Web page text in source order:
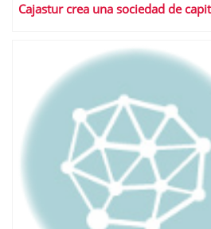
Cajastur crea una sociedad de